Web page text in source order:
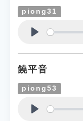
piong31
饒平音
piong53